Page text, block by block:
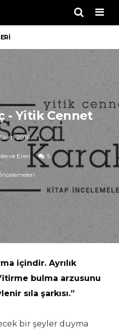
- Yitik Cennet
2016
Eren 5
içindir. Ayrılık
bulma arzusunu
sıla şarkısı.”
bir şeyler duyma